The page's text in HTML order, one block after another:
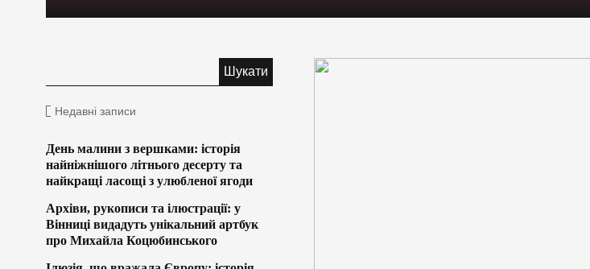
Недавні записи
День малини з вершками: історія
найніжнішого літнього десерту та
найкращі ласощі з улюбленої ягоди
Архіви, рукописи та ілюстрації: у
Вінниці видадуть унікальний артбук
про Михайла Коцюбинського